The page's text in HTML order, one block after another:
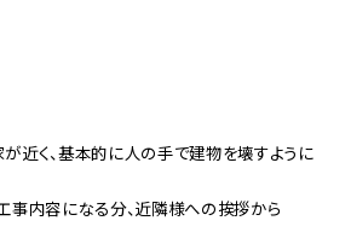
近く、基本的に人の手で建物を壊すように
事内容になる分、近隣様への挨拶から